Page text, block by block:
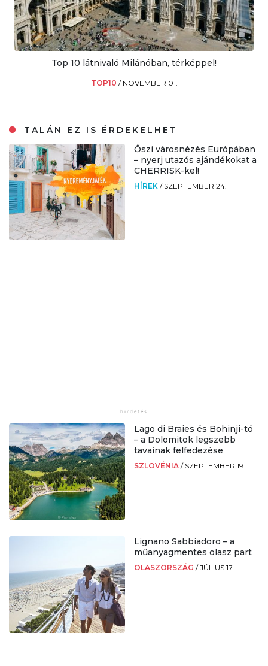
Top 10 látnivaló Milánóban, térképpel!
TOP10 / NOVEMBER 01.
TALÁN EZ IS ÉRDEKELHET
Őszi városnézés Európában
– nyerj utazós ajándékokat a
CHERRISK-kel!
HÍREK / SZEPTEMBER 24.
Lago di Braies és Bohinji-tó
– a Dolomitok legszebb
tavainak felfedezése
SZLOVÉNIA / SZEPTEMBER 19.
Lignano Sabbiadoro – a
műanyagmentes olasz part
OLASZORSZÁG /JÚLIUS 17.